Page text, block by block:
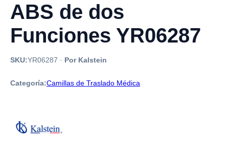
ABS de dos
Funciones YR06287
SKU:YR06287 · Por Kalstein
Categoría:Camillas de Traslado Médica